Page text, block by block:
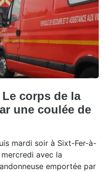
corps de la
une coulée de
mardi soir à Sixt-Fer-à-
avec la
emportée par